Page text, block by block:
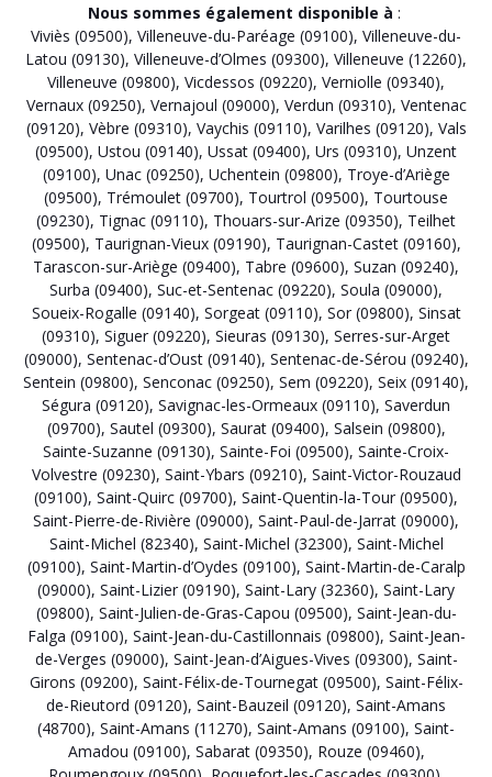
Nous sommes également disponible à :
Viviès (09500), Villeneuve-du-Paréage (09100), Villeneuve-du-
Latou (09130), Villeneuve-d’Olmes (09300), Villeneuve (12260),
Villeneuve (09800), Vicdessos (09220), Verniolle (09340),
Vernaux (09250), Vernajoul (09000), Verdun (09310), Ventenac
(09120), Vèbre (09310), Vaychis (09110), Varilhes (09120), Vals
(09500), Ustou (09140), Ussat (09400), Urs (09310), Unzent
(09100), Unac (09250), Uchentein (09800), Troye-d’Ariège
(09500), Trémoulet (09700), Tourtrol (09500), Tourtouse
(09230), Tignac (09110), Thouars-sur-Arize (09350), Teilhet
(09500), Taurignan-Vieux (09190), Taurignan-Castet (09160),
Tarascon-sur-Ariège (09400), Tabre (09600), Suzan (09240),
Surba (09400), Suc-et-Sentenac (09220), Soula (09000),
Soueix-Rogalle (09140), Sorgeat (09110), Sor (09800), Sinsat
(09310), Siguer (09220), Sieuras (09130), Serres-sur-Arget
(09000), Sentenac-d’Oust (09140), Sentenac-de-Sérou (09240),
Sentein (09800), Senconac (09250), Sem (09220), Seix (09140),
Ségura (09120), Savignac-les-Ormeaux (09110), Saverdun
(09700), Sautel (09300), Saurat (09400), Salsein (09800),
Sainte-Suzanne (09130), Sainte-Foi (09500), Sainte-Croix-
Volvestre (09230), Saint-Ybars (09210), Saint-Victor-Rouzaud
(09100), Saint-Quirc (09700), Saint-Quentin-la-Tour (09500),
Saint-Pierre-de-Rivière (09000), Saint-Paul-de-Jarrat (09000),
Saint-Michel (82340), Saint-Michel (32300), Saint-Michel
(09100), Saint-Martin-d’Oydes (09100), Saint-Martin-de-Caralp
(09000), Saint-Lizier (09190), Saint-Lary (32360), Saint-Lary
(09800), Saint-Julien-de-Gras-Capou (09500), Saint-Jean-du-
Falga (09100), Saint-Jean-du-Castillonnais (09800), Saint-Jean-
de-Verges (09000), Saint-Jean-d’Aigues-Vives (09300), Saint-
Girons (09200), Saint-Félix-de-Tournegat (09500), Saint-Félix-
de-Rieutord (09120), Saint-Bauzeil (09120), Saint-Amans
(48700), Saint-Amans (11270), Saint-Amans (09100), Saint-
Amadou (09100), Sabarat (09350), Rouze (09460),